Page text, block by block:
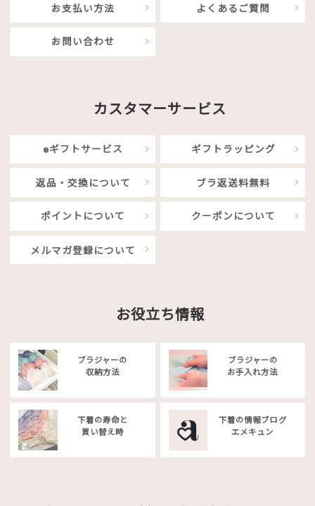
お支払い方法 よくあるご質問
お問い合わせ
カスタマーサービス
eギフトサービス ギフトラッピング
返品・交換について ブラ返送料無料
ポイントについて クーポンについて
メルマガ登録について
お役立ち情報
ブラジャーの
収納方法
ブラジャーの
お手入れ方法
下着の寿命と
買い替え時
下着の情報ブログ
エメキュン